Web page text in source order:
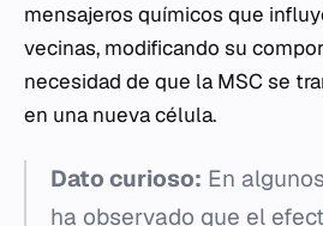
mensajeros químicos que
vecinas, modificando su
necesidad de que la MSC se
en una nueva célula.
Dato curioso: En
ha observado que el